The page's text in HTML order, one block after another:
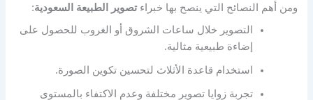
ومن أهم النصائح التي ينصح بها خبراءتصوير الطبيعة السعودية:
التصوير خلال ساعات الشروق أو الغروب للحصول على
إضاءة طبيعية مثالية.
استخدام قاعدة الأثلاث لتحسين تكوين الصورة.
تجربة زوايا تصوير مختلفة وعدم الاكتفاء بالمستوى